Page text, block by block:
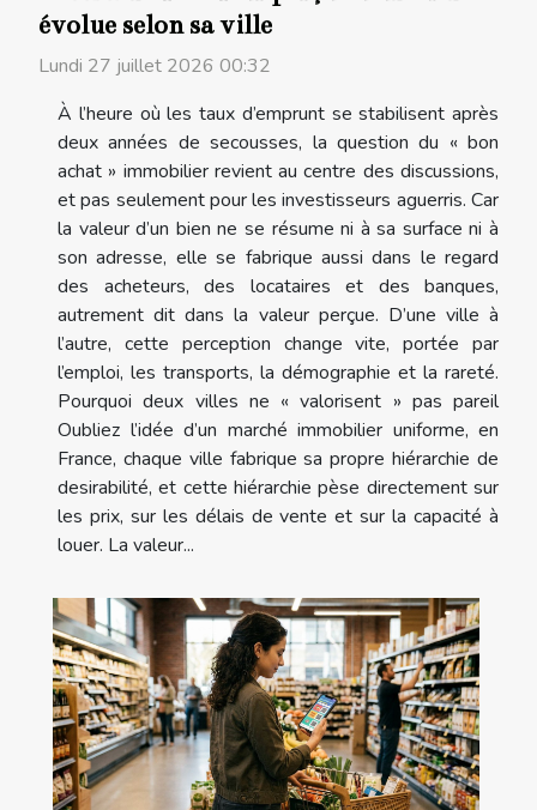
évolue selon sa ville
Lundi 27 juillet 2026 00:32
À l’heure où les taux d’emprunt se stabilisent après
deux années de secousses, la question du « bon
achat » immobilier revient au centre des discussions,
et pas seulement pour les investisseurs aguerris. Car
la valeur d’un bien ne se résume ni à sa surface ni à
son adresse, elle se fabrique aussi dans le regard
des acheteurs, des locataires et des banques,
autrement dit dans la valeur perçue. D’une ville à
l’autre, cette perception change vite, portée par
l’emploi, les transports, la démographie et la rareté.
Pourquoi deux villes ne « valorisent » pas pareil
Oubliez l’idée d’un marché immobilier uniforme, en
France, chaque ville fabrique sa propre hiérarchie de
desirabilité, et cette hiérarchie pèse directement sur
les prix, sur les délais de vente et sur la capacité à
louer. La valeur...